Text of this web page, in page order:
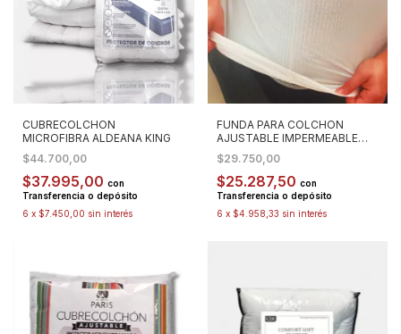
CUBRECOLCHON
MICROFIBRA ALDEANA KING
$44.700,00
$37.995,00 con
Transferencia o depósito
6 x $7.450,00 sin interés
FUNDA PARA COLCHON
AJUSTABLE IMPERMEABLE
KING
$29.750,00
$25.287,50 con
Transferencia o depósito
6 x $4.958,33 sin interés